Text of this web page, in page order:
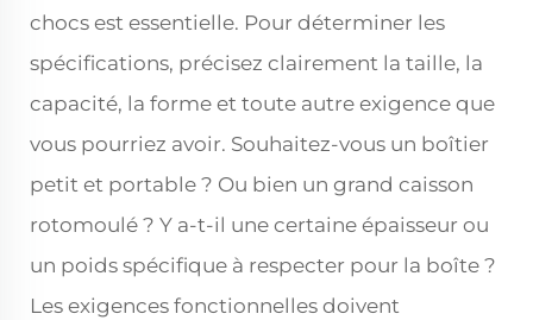
chocs est essentielle. Pour déterminer les
spécifications, précisez clairement la taille, la
capacité, la forme et toute autre exigence que
vous pourriez avoir. Souhaitez-vous un boîtier
petit et portable ? Ou bien un grand caisson
rotomoulé ? Y a-t-il une certaine épaisseur ou
un poids spécifique à respecter pour la boîte ?
Les exigences fonctionnelles doivent